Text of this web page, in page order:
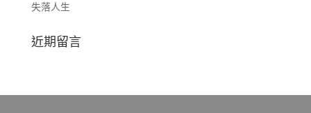
失落人生
近期留言